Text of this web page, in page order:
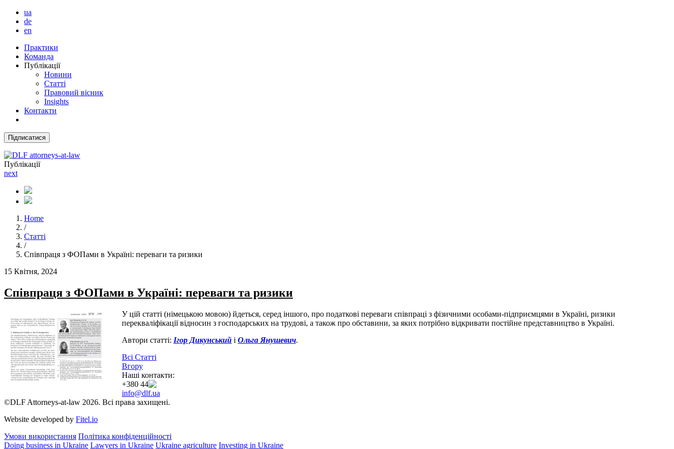
ua
de
en
Практики
Команда
Публікації
Новини
Статті
Правовий вісник
Insights
Контакти
Підписатися
Публікації
next
Home
/
Статті
/
Співпраця з ФОПами в Україні: переваги та ризики
15 Квітня, 2024
Співпраця з ФОПами в Україні: переваги та ризики
У цій статті (німецькою мовою) йдеться, серед іншого, про податкові переваги співпраці з фізичними особами-підприємцями в Україні, ризики
перекваліфікації відносин з господарських на трудові, а також про обставини, за яких потрібно відкривати постійне представництво в Україні.
Автори статті: Ігор Дикунський і Ольга Янушевич.
Всі Статті
Вгору
Наші контакти:
+380 44 384 24 54
info@dlf.ua
©DLF Attorneys-at-law 2026. Всі права захищені.
Website developed by Fitel.io
Умови використання Політика конфіденційності
Doing business in Ukraine Lawyers in Ukraine Ukraine agriculture Investing in Ukraine